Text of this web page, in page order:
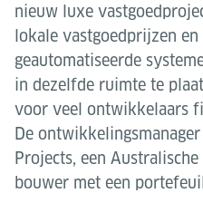
nieuw luxe
lokale vastgoedprijzen
geautomatiseerde
in dezelfde ruimte te
voor veel ontwikkelaars
De
Projects, een
bouwer met een